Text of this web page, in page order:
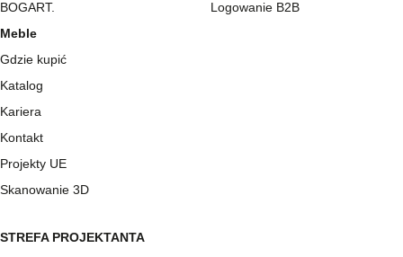
BOGART.
Meble
Gdzie kupić
Katalog
Kariera
Kontakt
Projekty UE
Skanowanie 3D
Logowanie B2B
STREFA PROJEKTANTA